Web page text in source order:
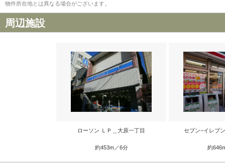
物件所在地とは異なる場合がございます。
周辺施設
ローソン ＬＰ＿大原一丁目
約453m／6分
セブン−イレブ
約